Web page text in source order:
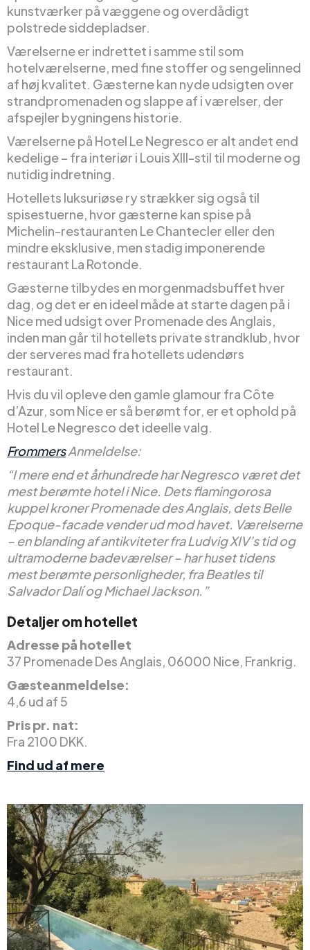
kunstværker på væggene og overdådigt
polstrede siddepladser.
Værelserne er indrettet i samme stil som
hotelværelserne, med fine stoffer og sengelinned
af høj kvalitet. Gæsterne kan nyde udsigten over
strandpromenaden og slappe af i værelser, der
afspejler bygningens historie.
Værelserne på Hotel Le Negresco er alt andet end
kedelige – fra interiør i Louis XIII-stil til moderne og
nutidig indretning.
Hotellets luksuriøse ry strækker sig også til
spisestuerne, hvor gæsterne kan spise på
Michelin-restauranten Le Chantecler eller den
mindre eksklusive, men stadig imponerende
restaurant La Rotonde.
Gæsterne tilbydes en morgenmadsbuffet hver
dag, og det er en ideel måde at starte dagen på i
Nice med udsigt over Promenade des Anglais,
inden man går til hotellets private strandklub, hvor
der serveres mad fra hotellets udendørs
restaurant.
Hvis du vil opleve den gamle glamour fra Côte
d’Azur, som Nice er så berømt for, er et ophold på
Hotel Le Negresco det ideelle valg.
FrommersAnmeldelse:
“I mere end et århundrede har Negresco været det
mest berømte hotel i Nice. Dets flamingorosa
kuppel kroner Promenade des Anglais, dets Belle
Epoque-facade vender ud mod havet. Værelserne
– en blanding af antikviteter fra Ludvig XIV’s tid og
ultramoderne badeværelser – har huset tidens
mest berømte personligheder, fra Beatles til
Salvador Dalí og Michael Jackson.”
Detaljer om hotellet
Adresse på hotellet
37 Promenade Des Anglais, 06000 Nice, Frankrig.
Gæsteanmeldelse:
4,6 ud af 5
Pris pr. nat:
Fra 2100 DKK.
Find ud af mere